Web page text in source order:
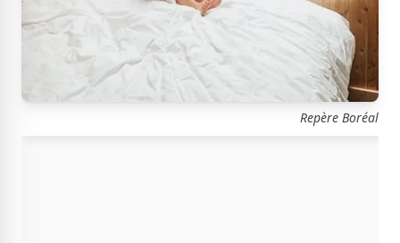
Repère Boréal